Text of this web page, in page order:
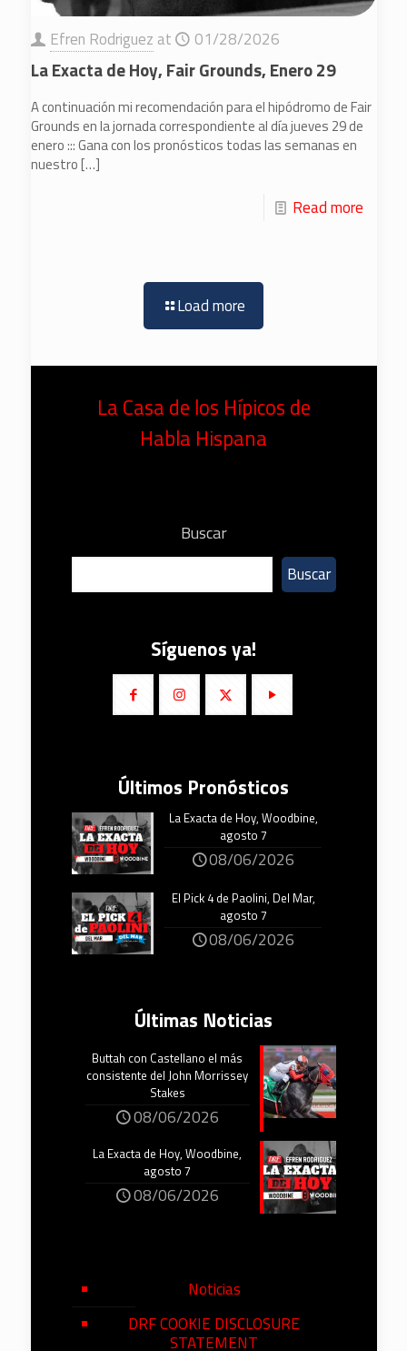
Efren Rodriguez at 01/28/2026
La Exacta de Hoy, Fair Grounds, Enero 29
A continuación mi recomendación para el hipódromo de Fair
Grounds en la jornada correspondiente al día jueves 29 de
enero ::: Gana con los pronósticos todas las semanas en
nuestro[…]
Read more
Load more
La Casa de los Hípicos de
Habla Hispana
Buscar
Buscar
Síguenos ya!
Últimos Pronósticos
La Exacta de Hoy, Woodbine,
agosto 7
08/06/2026
El Pick 4 de Paolini, Del Mar,
agosto 7
08/06/2026
Últimas Noticias
Buttah con Castellano el más
consistente del John Morrissey
Stakes
08/06/2026
La Exacta de Hoy, Woodbine,
agosto 7
08/06/2026
Noticias
DRF COOKIE DISCLOSURE
STATEMENT